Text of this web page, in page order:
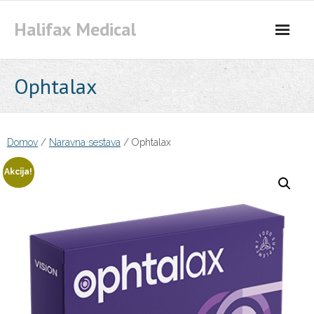
Halifax Medical
Ophtalax
Domov / Naravna sestava / Ophtalax
Akcija!